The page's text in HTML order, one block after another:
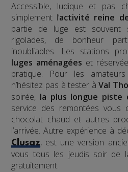
Accessible, ludique et pas
simplement l’activité reine
partie de luge est souvent
rigolades, de bonheur
inoubliables. Les stations
luges aménagées et
pratique. Pour les
n’hésitez pas à tester àVal
soirée, la plus longue piste
service des remontées
chocolat chaud et autres
l’arrivée. Autre expérience à
Clusaz, est une version
vous tous les jeudis soir de
gratuitement.